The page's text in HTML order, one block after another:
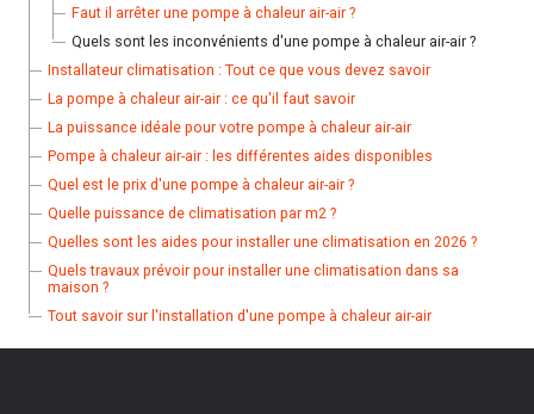
Faut il arrêter une pompe à chaleur air-air ?
Quels sont les inconvénients d'une pompe à chaleur air-air ?
Installateur climatisation : Tout ce que vous devez savoir
La pompe à chaleur air-air : ce qu'il faut savoir
La puissance idéale pour votre pompe à chaleur air-air
Pompe à chaleur air-air : les différentes aides disponibles
Quel est le prix d'une pompe à chaleur air-air ?
Quelle puissance de climatisation par m2 ?
Quelles sont les aides pour installer une climatisation en 2026 ?
Quels travaux prévoir pour installer une climatisation dans sa
maison ?
Tout savoir sur l'installation d'une pompe à chaleur air-air